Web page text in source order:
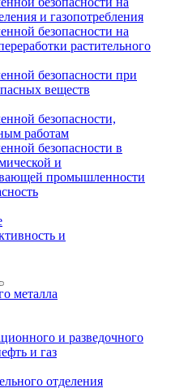
и газопотребления
безопасности на
растительного
безопасности при
веществ
безопасности,
работам
безопасности в
и
промышленности
и
металла
и разведочного
и газ
отделения